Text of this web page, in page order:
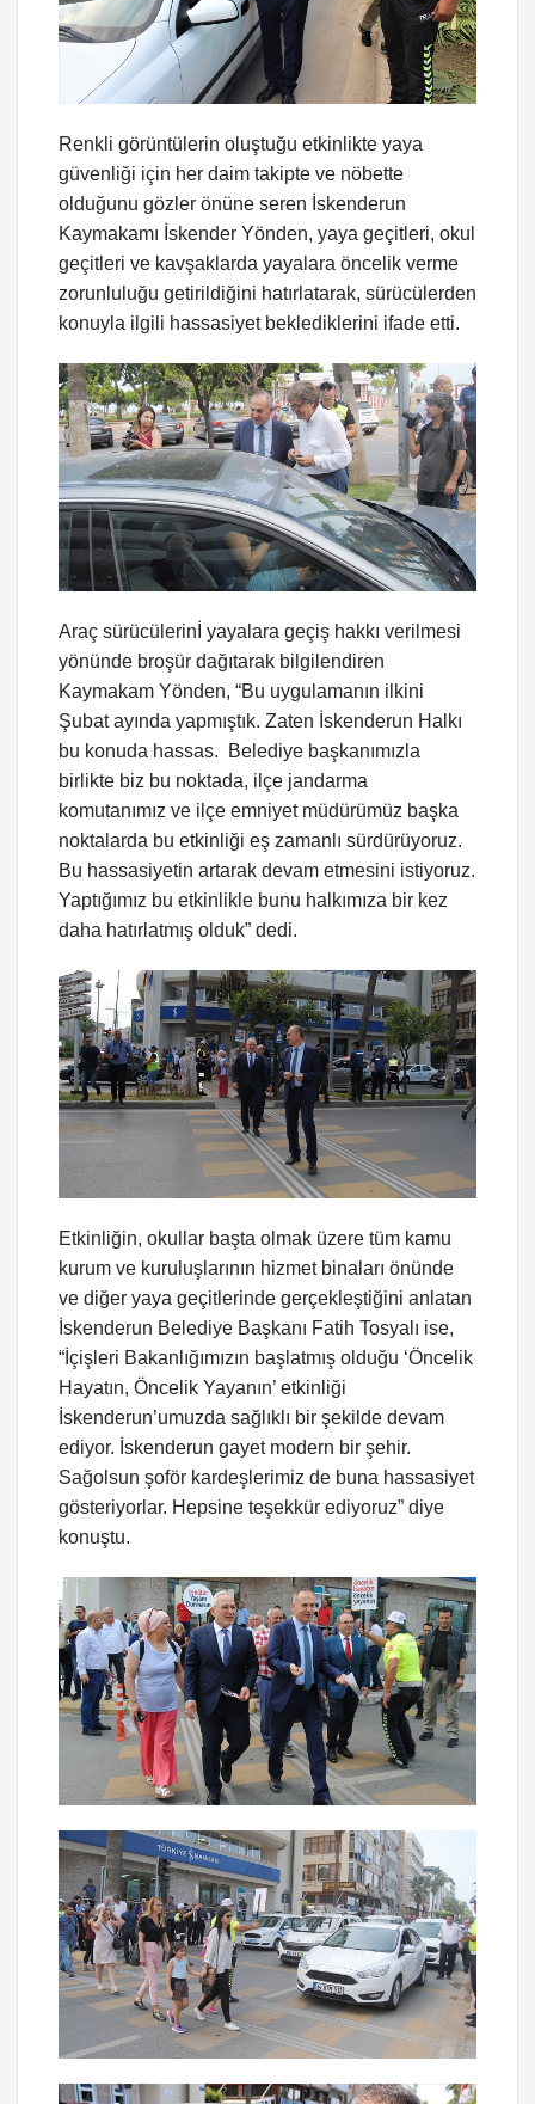
Renkli görüntülerin oluştuğu etkinlikte yaya
güvenliği için her daim takipte ve nöbette
olduğunu gözler önüne seren İskenderun
Kaymakamı İskender Yönden, yaya geçitleri, okul
geçitleri ve kavşaklarda yayalara öncelik verme
zorunluluğu getirildiğini hatırlatarak, sürücülerden
konuyla ilgili hassasiyet beklediklerini ifade etti.
Araç sürücülerinİ yayalara geçiş hakkı verilmesi
yönünde broşür dağıtarak bilgilendiren
Kaymakam Yönden, “Bu uygulamanın ilkini
Şubat ayında yapmıştık. Zaten İskenderun Halkı
bu konuda hassas. Belediye başkanımızla
birlikte biz bu noktada, ilçe jandarma
komutanımız ve ilçe emniyet müdürümüz başka
noktalarda bu etkinliği eş zamanlı sürdürüyoruz.
Bu hassasiyetin artarak devam etmesini istiyoruz.
Yaptığımız bu etkinlikle bunu halkımıza bir kez
daha hatırlatmış olduk” dedi.
Etkinliğin, okullar başta olmak üzere tüm kamu
kurum ve kuruluşlarının hizmet binaları önünde
ve diğer yaya geçitlerinde gerçekleştiğini anlatan
İskenderun Belediye Başkanı Fatih Tosyalı ise,
“İçişleri Bakanlığımızın başlatmış olduğu ‘Öncelik
Hayatın, Öncelik Yayanın’ etkinliği
İskenderun’umuzda sağlıklı bir şekilde devam
ediyor. İskenderun gayet modern bir şehir.
Sağolsun şoför kardeşlerimiz de buna hassasiyet
gösteriyorlar. Hepsine teşekkür ediyoruz” diye
konuştu.